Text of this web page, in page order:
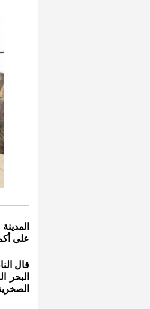
على
قال
البحر